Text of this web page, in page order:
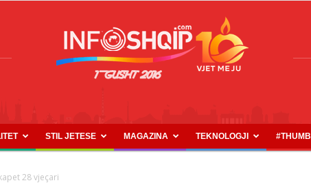
INFOSHQIP.COM
STIL JETESE MAGAZINA TEKNOLOGJI #THUMB
28 vjeçari